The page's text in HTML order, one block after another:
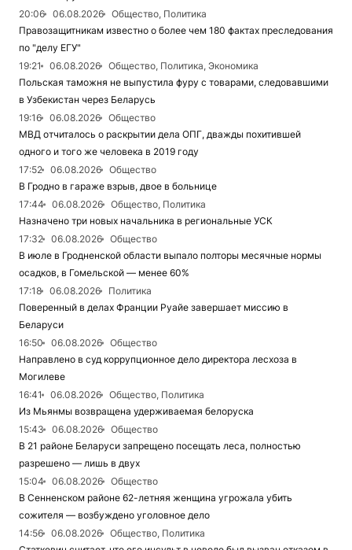
20:06
06.08.2026
Общество, Политика
Правозащитникам известно о более чем 180 фактах преследования
по "делу ЕГУ"
19:21
06.08.2026
Общество, Политика, Экономика
Польская таможня не выпустила фуру с товарами, следовавшими
в Узбекистан через Беларусь
19:16
06.08.2026
Общество
МВД отчиталось о раскрытии дела ОПГ, дважды похитившей
одного и того же человека в 2019 году
17:52
06.08.2026
Общество
В Гродно в гараже взрыв, двое в больнице
17:44
06.08.2026
Общество, Политика
Назначено три новых начальника в региональные УСК
17:32
06.08.2026
Общество
В июле в Гродненской области выпало полторы месячные нормы
осадков, в Гомельской — менее 60%
17:18
06.08.2026
Политика
Поверенный в делах Франции Руайе завершает миссию в
Беларуси
16:50
06.08.2026
Общество
Направлено в суд коррупционное дело директора лесхоза в
Могилеве
16:41
06.08.2026
Общество, Политика
Из Мьянмы возвращена удерживаемая белоруска
15:43
06.08.2026
Общество
В 21 районе Беларуси запрещено посещать леса, полностью
разрешено — лишь в двух
15:04
06.08.2026
Общество
В Сенненском районе 62-летняя женщина угрожала убить
сожителя — возбуждено уголовное дело
14:56
06.08.2026
Общество, Политика